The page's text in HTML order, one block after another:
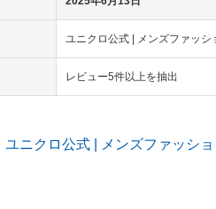
ユニクロ公式 | メンズファッ
レビュー5件以上を抽出
ユニクロ公式 | メンズファッシ